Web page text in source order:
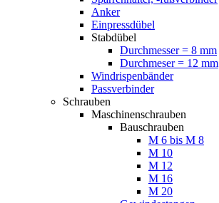
Anker
Einpressdübel
Stabdübel
Durchmesser = 8 mm
Durchmeser = 12 mm
Windrispenbänder
Passverbinder
Schrauben
Maschinenschrauben
Bauschrauben
M 6 bis M 8
M 10
M 12
M 16
M 20